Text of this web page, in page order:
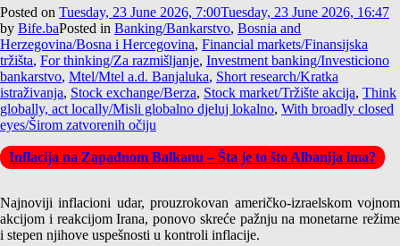
Posted on Tuesday, 23 June 2026, 7:00Tuesday, 23 June 2026, 16:47
by Bife.baPosted in Banking/Bankarstvo, Bosnia and
Herzegovina/Bosna i Hercegovina, Financial markets/Finansijska
tržišta, For thinking/Za razmišljanje, Investment banking/Investiciono
bankarstvo, Mtel/Mtel a.d. Banjaluka, Short research/Kratka
istraživanja, Stock exchange/Berza, Stock market/Tržište akcija, Think
globally, act locally/Misli globalno djeluj lokalno, With broadly closed
eyes/Širom zatvorenih očiju
Inflacija na Zapadnom Balkanu – Šta je to što Albanija ima?
Najnoviji inflacioni udar, prouzrokovan američko-izraelskom vojnom
akcijom i reakcijom Irana, ponovo skreće pažnju na monetarne režime
i stepen njihove uspešnosti u kontroli inflacije.